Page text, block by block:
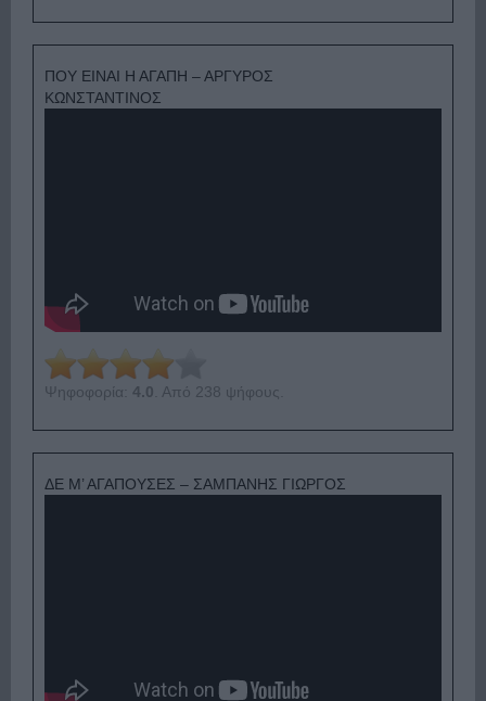
ΠΟΥ ΕΙΝΑΙ Η ΑΓΑΠΗ – ΑΡΓΥΡΟΣ
ΚΩΝΣΤΑΝΤΙΝΟΣ
Ψηφοφορία: 4.0 . Από 238 ψήφους.
ΔΕ Μ’ ΑΓΑΠΟΥΣΕΣ – ΣΑΜΠΑΝΗΣ ΓΙΩΡΓΟΣ